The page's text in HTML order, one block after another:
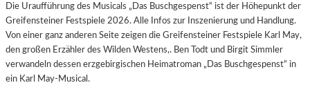
Die Uraufführung des Musicals „Das Buschgespenst“ ist der Höhepunkt der
Greifensteiner Festspiele 2026. Alle Infos zur Inszenierung und Handlung.
Von einer ganz anderen Seite zeigen die Greifensteiner Festspiele Karl May,
den großen Erzähler des Wilden Westens,. Ben Todt und Birgit Simmler
verwandeln dessen erzgebirgischen Heimatroman „Das Buschgespenst“ in
ein Karl May-Musical.